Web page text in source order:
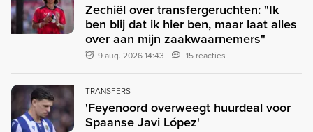
Zechiël over transfergeruchten: "Ik
ben blij dat ik hier ben, maar laat alles
over aan mijn zaakwaarnemers"
9 aug. 2026 14:43 15 reacties
TRANSFERS
'Feyenoord overweegt huurdeal voor
Spaanse Javi López'